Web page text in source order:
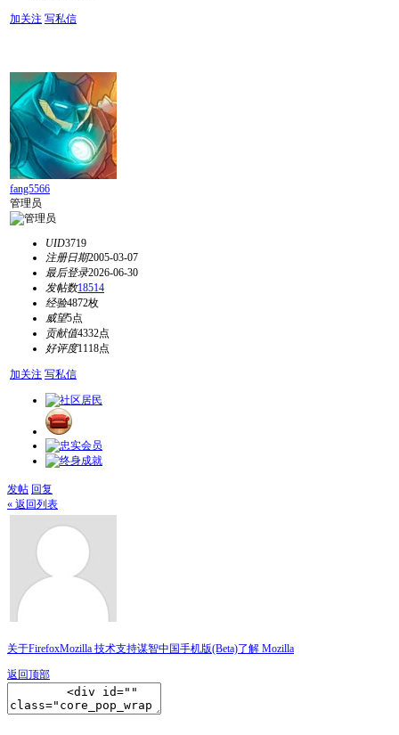
加关注 写私信
fang5566
管理员
UID3719
注册日期2005-03-07
最后登录2026-06-30
发帖数18514
经验4872枚
威望5点
贡献值4332点
好评度1118点
加关注 写私信
发帖 回复
« 返回列表
关于FirefoxMozilla 技术支持谋智中国手机版(Beta)了解 Mozilla
返回顶部